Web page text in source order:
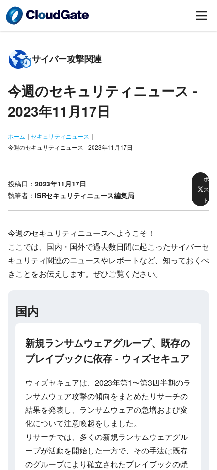
サイバー攻撃関連
今週のセキュリティニュース -
2023年11月17日
ホーム ｜ セキュリティニュース ｜
今週のセキュリティニュース - 2023年11月17日
投稿日： 2023年11月17日
執筆者： ISRセキュリティニュース編集局
ポ
ス
ト
今週のセキュリティニュースへようこそ！
ここでは、国内・国外で過去数日間に起こったサイバーセ
キュリティ関連のニュースやレポートなど、知っておくべ
きことをお伝えします。ぜひご覧ください。
国内
新規ランサムウェアグループ、既存の
プレイブックに依存 - ウィズセキュア
ウィズセキュアは、2023年第1〜第3四半期のラ
ンサムウェア攻撃の傾向をまとめたリサーチの
結果を発表し、ランサムウェアの急増および変
化について注意喚起をしました。
リサーチでは、多くの新規ランサムウェアグル
ープが活動を開始した一方で、その手法は既存
のグループにより確立されたプレイブックの焼